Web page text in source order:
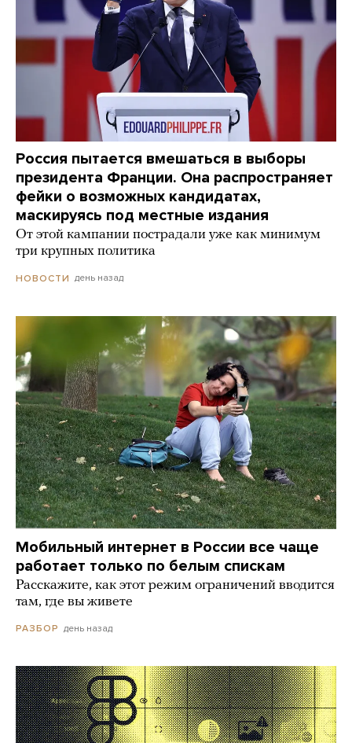
Россия пытается вмешаться в выборы
президента Франции. Она распространяет
фейки о возможных кандидатах,
маскируясь под местные издания
От этой кампании пострадали уже как минимум
три крупных политика
НОВОСТИ день назад
Мобильный интернет в России все чаще
работает только по белым спискам
Расскажите, как этот режим ограничений вводится
там, где вы живете
РАЗБОР день назад